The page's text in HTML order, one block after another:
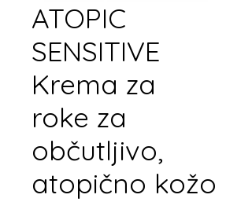
ATOPIC
SENSITIVE
Krema za
roke za
občutljivo,
atopično kožo